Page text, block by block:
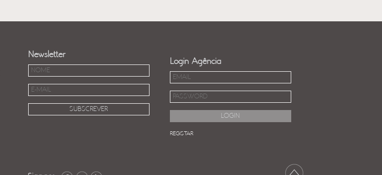
Newsletter
Login Agência
REGISTAR